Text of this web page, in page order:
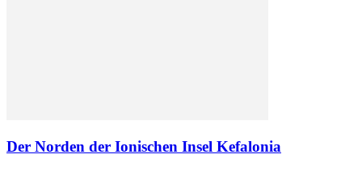
Der Norden der Ionischen Insel Kefalonia